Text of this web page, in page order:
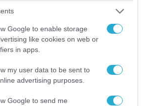
Google to enable storage
like cookies on web or
in apps.
my user data to be sent to
advertising purposes.
Google to send me